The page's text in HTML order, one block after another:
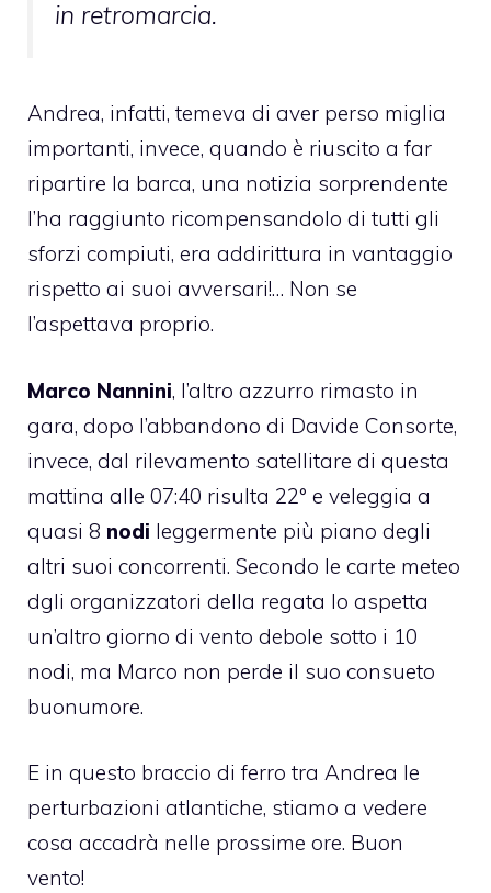
in retromarcia.
Andrea, infatti, temeva di aver perso miglia
importanti, invece, quando è riuscito a far
ripartire la barca, una notizia sorprendente
l’ha raggiunto ricompensandolo di tutti gli
sforzi compiuti, era addirittura in vantaggio
rispetto ai suoi avversari!… Non se
l’aspettava proprio.
Marco Nannini, l’altro azzurro rimasto in
gara, dopo l’abbandono di Davide Consorte,
invece, dal rilevamento satellitare di questa
mattina alle 07:40 risulta 22° e veleggia a
quasi 8 nodi leggermente più piano degli
altri suoi concorrenti. Secondo le carte meteo
dgli organizzatori della regata lo aspetta
un’altro giorno di vento debole sotto i 10
nodi, ma Marco non perde il suo consueto
buonumore.
E in questo braccio di ferro tra Andrea le
perturbazioni atlantiche, stiamo a vedere
cosa accadrà nelle prossime ore. Buon
vento!